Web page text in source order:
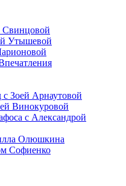
Свинцовой
Утышевой
Зоей Арнаутовой
Винокуровой
с Александрой
Олюшкина
Софиенко